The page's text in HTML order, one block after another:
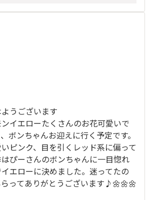
うございます
イエローたくさんのお花可愛いで
ボンちゃんお迎えに行く予定です。
ピンク、目を引くレッド系に偏って
ぴーさんのボンちゃんに一目惚れ
エローに決めました。迷ってたの
ってありがとうございます♪🌼🌼🌼